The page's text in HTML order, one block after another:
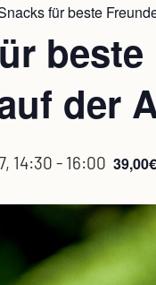
für beste
der
14:30 - 16:00 39,00€